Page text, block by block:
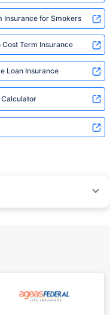
Insurance for Smokers
Cost Term Insurance
Loan Insurance
Calculator
any particular insurer